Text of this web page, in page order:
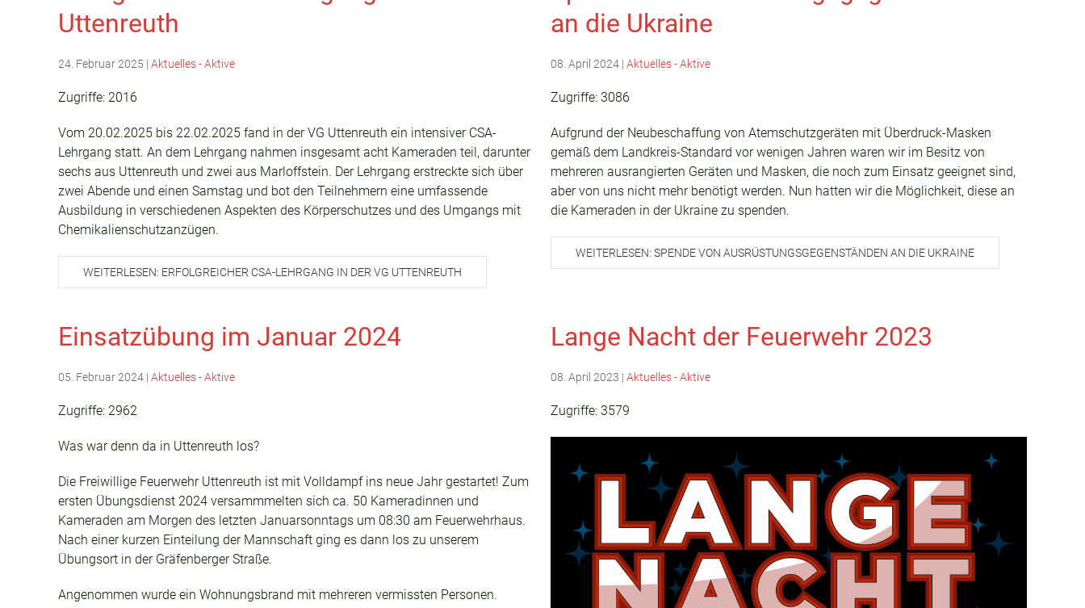
Uttenreuth
24. Februar 2025 | Aktuelles - Aktive
Zugriffe: 2016
Vom 20.02.2025 bis 22.02.2025 fand in der VG Uttenreuth ein intensiver CSA-
Lehrgang statt. An dem Lehrgang nahmen insgesamt acht Kameraden teil, darunter
sechs aus Uttenreuth und zwei aus Marloffstein. Der Lehrgang erstreckte sich über
zwei Abende und einen Samstag und bot den Teilnehmern eine umfassende
Ausbildung in verschiedenen Aspekten des Körperschutzes und des Umgangs mit
Chemikalienschutzanzügen.
WEITERLESEN: ERFOLGREICHER CSA-LEHRGANG IN DER VG UTTENREUTH
an die Ukraine
08. April 2024 | Aktuelles - Aktive
Zugriffe: 3086
Aufgrund der Neubeschaffung von Atemschutzgeräten mit Überdruck-Masken
gemäß dem Landkreis-Standard vor wenigen Jahren waren wir im Besitz von
mehreren ausrangierten Geräten und Masken, die noch zum Einsatz geeignet sind,
aber von uns nicht mehr benötigt werden. Nun hatten wir die Möglichkeit, diese an
die Kameraden in der Ukraine zu spenden.
WEITERLESEN: SPENDE VON AUSRÜSTUNGSGEGENSTÄNDEN AN DIE UKRAINE
Einsatzübung im Januar 2024
05. Februar 2024 | Aktuelles - Aktive
Zugriffe: 2962
Was war denn da in Uttenreuth los?
Die Freiwillige Feuerwehr Uttenreuth ist mit Volldampf ins neue Jahr gestartet! Zum
ersten Übungsdienst 2024 versammmelten sich ca. 50 Kameradinnen und
Kameraden am Morgen des letzten Januarsonntags um 08:30 am Feuerwehrhaus.
Nach einer kurzen Einteilung der Mannschaft ging es dann los zu unserem
Übungsort in der Gräfenberger Straße.
Angenommen wurde ein Wohnungsbrand mit mehreren vermissten Personen.
Lange Nacht der Feuerwehr 2023
08. April 2023 | Aktuelles - Aktive
Zugriffe: 3579